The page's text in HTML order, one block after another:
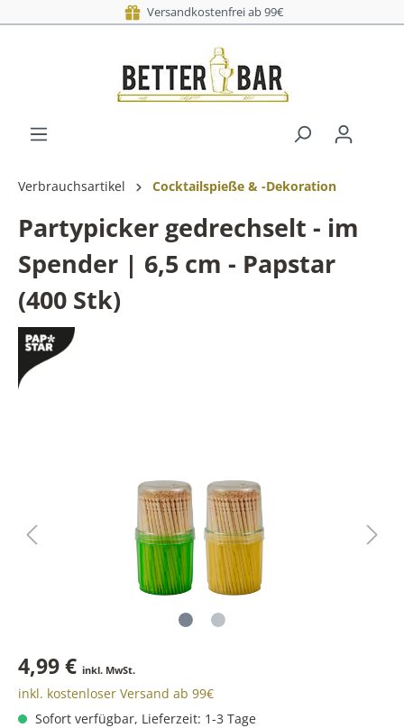
Versandkostenfrei ab 99€
Verbrauchsartikel Cocktailspieße & -Dekoration
Partypicker gedrechselt - im
Spender | 6,5 cm - Papstar
(400 Stk)
4,99 € inkl. MwSt.
inkl. kostenloser Versand ab 99€
Sofort verfügbar, Lieferzeit: 1-3 Tage